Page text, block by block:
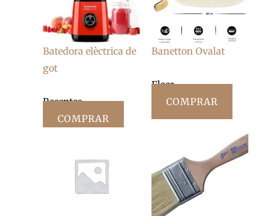
Batedora elèctrica de
got
Receptes
COMPRAR
Banetton Ovalat
Fleca
COMPRAR